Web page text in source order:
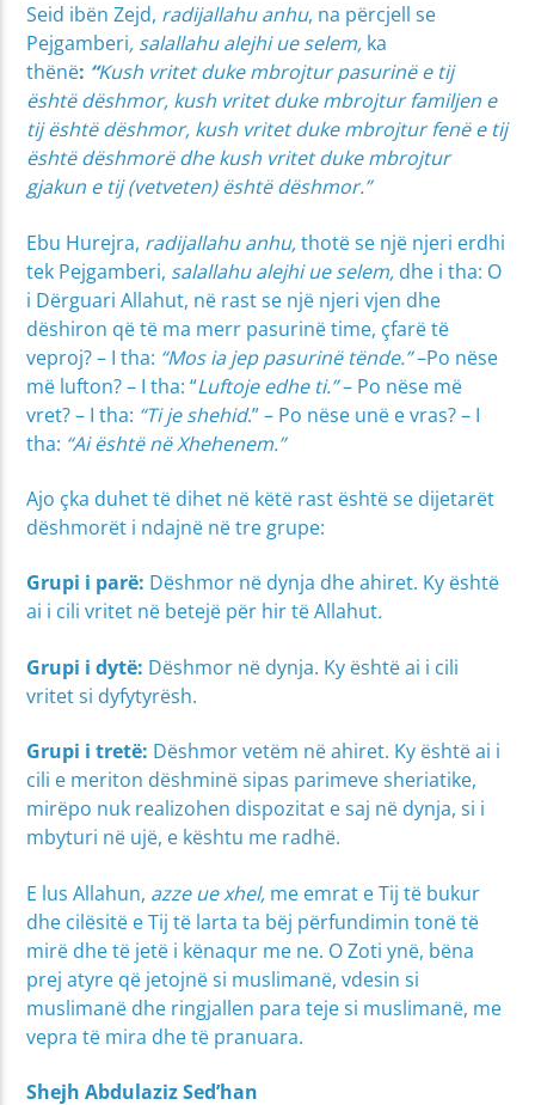
Seid ibën Zejd, radijallahu anhu, na përcjell se
Pejgamberi, salallahu alejhi ue selem, ka
thënë: “Kush vritet duke mbrojtur pasurinë e tij
është dëshmor, kush vritet duke mbrojtur familjen e
tij është dëshmor, kush vritet duke mbrojtur fenë e tij
është dëshmorë dhe kush vritet duke mbrojtur
gjakun e tij (vetveten) është dëshmor.”
Ebu Hurejra, radijallahu anhu,thotë se një njeri erdhi
tek Pejgamberi, salallahu alejhi ue selem, dhe i tha: O
i Dërguari Allahut, në rast se një njeri vjen dhe
dëshiron që të ma merr pasurinë time, çfarë të
veproj? – I tha: “Mos ia jep pasurinë tënde.”–Po nëse
më lufton? – I tha: “Luftoje edhe ti.”– Po nëse më
vret? – I tha: “Ti je shehid.” – Po nëse unë e vras? – I
tha: “Ai është në Xhehenem.”
Ajo çka duhet të dihet në këtë rast është se dijetarët
dëshmorët i ndajnë në tre grupe:
Grupi i parë: Dëshmor në dynja dhe ahiret. Ky është
ai i cili vritet në betejë për hir të Allahut.
Grupi i dytë: Dëshmor në dynja. Ky është ai i cili
vritet si dyfytyrësh.
Grupi i tretë: Dëshmor vetëm në ahiret. Ky është ai i
cili e meriton dëshminë sipas parimeve sheriatike,
mirëpo nuk realizohen dispozitat e saj në dynja, si i
mbyturi në ujë, e kështu me radhë.
E lus Allahun, azze ue xhel, me emrat e Tij të bukur
dhe cilësitë e Tij të larta ta bëj përfundimin tonë të
mirë dhe të jetë i kënaqur me ne. O Zoti ynë, bëna
prej atyre që jetojnë si muslimanë, vdesin si
muslimanë dhe ringjallen para teje si muslimanë, me
vepra të mira dhe të pranuara.
Shejh Abdulaziz Sed’han